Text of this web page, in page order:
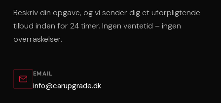
Beskriv din opgave, og vi sender dig et uforpligtende
tilbud inden for 24 timer. Ingen ventetid – ingen
overraskelser.
EMAIL
info@carupgrade.dk